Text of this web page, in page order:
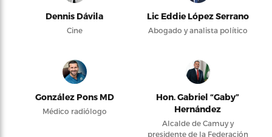
Dennis Dávila
Cine
Lic Eddie López Serrano
Abogado y analista político
González Pons MD
Médico radiólogo
Hon. Gabriel “Gaby”
Hernández
Alcalde de Camuy y
presidente de la Federación